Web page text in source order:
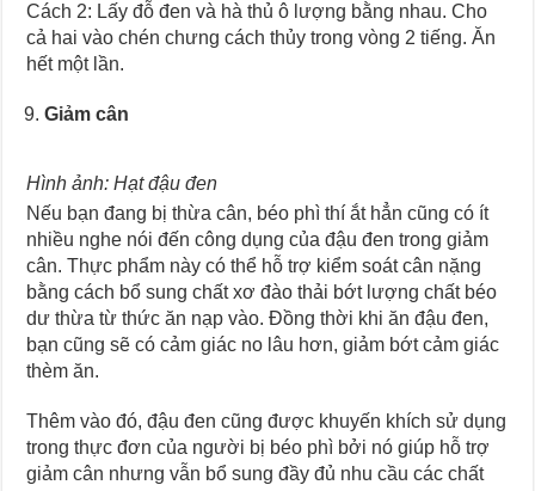
Cách 2: Lấy đỗ đen và hà thủ ô lượng bằng nhau. Cho
cả hai vào chén chưng cách thủy trong vòng 2 tiếng. Ăn
hết một lần.
Giảm cân
Hình ảnh: Hạt đậu đen
Nếu bạn đang bị thừa cân, béo phì thí ắt hẳn cũng có ít
nhiều nghe nói đến công dụng của đậu đen trong giảm
cân. Thực phẩm này có thể hỗ trợ kiểm soát cân nặng
bằng cách bổ sung chất xơ đào thải bớt lượng chất béo
dư thừa từ thức ăn nạp vào. Đồng thời khi ăn đậu đen,
bạn cũng sẽ có cảm giác no lâu hơn, giảm bớt cảm giác
thèm ăn.
Thêm vào đó, đậu đen cũng được khuyến khích sử dụng
trong thực đơn của người bị béo phì bởi nó giúp hỗ trợ
giảm cân nhưng vẫn bổ sung đầy đủ nhu cầu các chất